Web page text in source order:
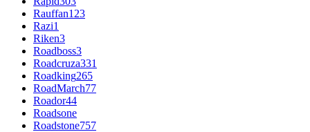
Rauffan123
Razi1
Riken3
Roadboss3
Roadcruza331
Roadking265
RoadMarch77
Roador44
Roadsone
Roadstone757